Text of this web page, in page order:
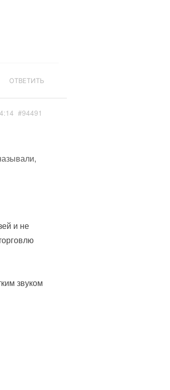
ОТВЕТИТЬ
#94491
и не
звуком